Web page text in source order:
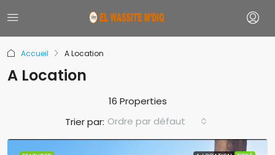
Accueil A Location
A Location
16 Properties
Trier par: Ordre par défaut